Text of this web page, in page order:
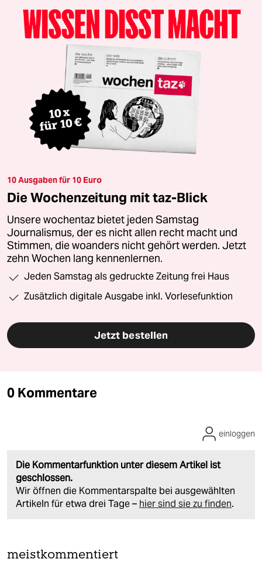
10 Ausgaben für 10 Euro
Die Wochenzeitung mit taz-Blick
Unsere wochentaz bietet jeden Samstag
Journalismus, der es nicht allen recht macht und
Stimmen, die woanders nicht gehört werden. Jetzt
zehn Wochen lang kennenlernen.
Jeden Samstag als gedruckte Zeitung frei Haus
Zusätzlich digitale Ausgabe inkl. Vorlesefunktion
Jetzt bestellen
0 Kommentare
Die Kommentarfunktion unter diesem Artikel ist
geschlossen.
Wir öffnen die Kommentarspalte bei ausgewählten
Artikeln für etwa drei Tage – hier sind sie zu finden.
einloggen
meistkommentiert